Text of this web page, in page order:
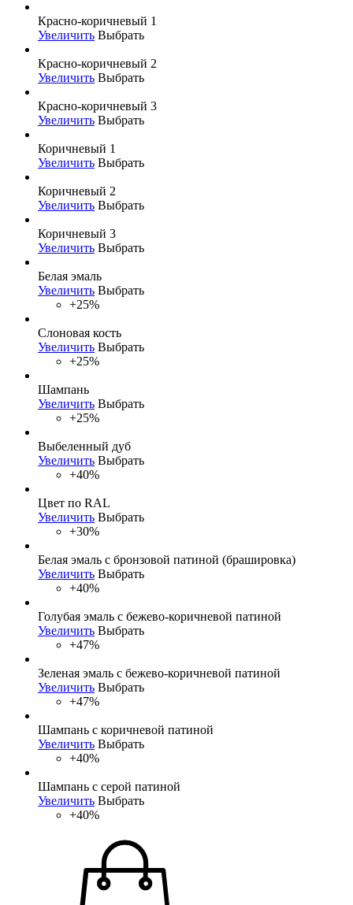
Красно-коричневый 1
Увеличить Выбрать
Красно-коричневый 2
Увеличить Выбрать
Красно-коричневый 3
Увеличить Выбрать
Коричневый 1
Увеличить Выбрать
Коричневый 2
Увеличить Выбрать
Коричневый 3
Увеличить Выбрать
Белая эмаль
Увеличить Выбрать
+25%
Слоновая кость
Увеличить Выбрать
+25%
Шампань
Увеличить Выбрать
+25%
Выбеленный дуб
Увеличить Выбрать
+40%
Цвет по RAL
Увеличить Выбрать
+30%
Белая эмаль с бронзовой патиной (брашировка)
Увеличить Выбрать
+40%
Голубая эмаль с бежево-коричневой патиной
Увеличить Выбрать
+47%
Зеленая эмаль с бежево-коричневой патиной
Увеличить Выбрать
+47%
Шампань с коричневой патиной
Увеличить Выбрать
+40%
Шампань с серой патиной
Увеличить Выбрать
+40%